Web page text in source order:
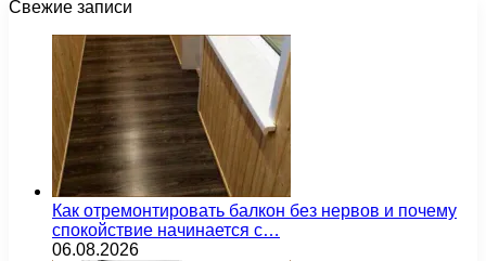
Свежие записи
Как отремонтировать балкон без нервов и почему
спокойствие начинается с…
06.08.2026